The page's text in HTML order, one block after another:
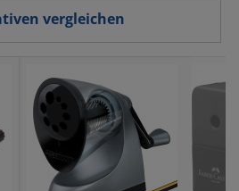
vergleichen